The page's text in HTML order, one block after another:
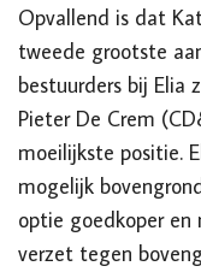
Opvallend is dat
tweede grootste
bestuurders bij Elia
Pieter De Crem
moeilijkste positie.
mogelijk
optie goedkoper en
verzet tegen